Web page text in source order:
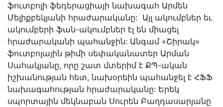
ֆուտբոլի ֆեդերացիայի նախագահ Արմեն
Մելիքբեկյանի հրաժարականը: Այլ ակումբներ եւ
ակումբերի ֆան-ակումբներ էլ են միացել
հրաժարականի պահանջին: Անգամ «Շիրակ»
ֆուտբոլային թիմի սեփականատեր Արման
Սահակյանը, որը շատ մտերիմ է ՔՊ-ական
իշխանության հետ, նախօրեին պահանջել է ՀՖՖ
նախագահության հրաժարականը: Երեկ
սպորտային մեկնաբան Սուրեն Բաղդասարյանը